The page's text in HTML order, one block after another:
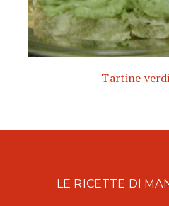
Tartine verdi
LE RICETTE DI